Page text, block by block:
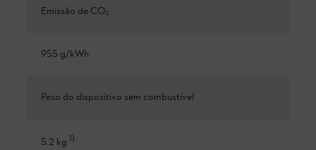
Emissão de CO₂
955 g/kWh
Peso do dispositivo sem combustível
5.2 kg 1)